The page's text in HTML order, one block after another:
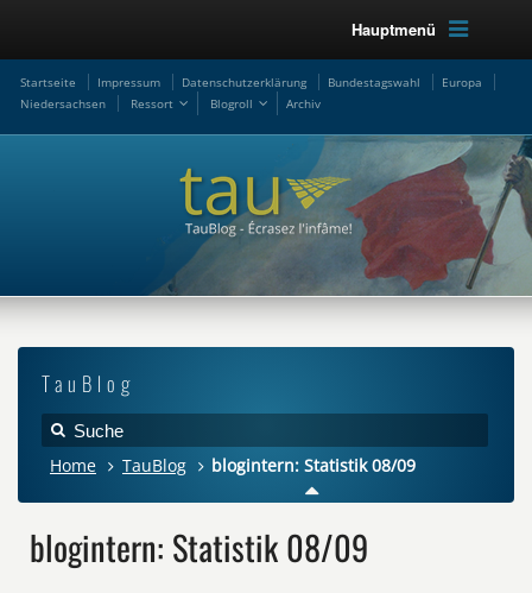
Hauptmenü
Startseite Impressum Datenschutzerklärung Bundestagswahl
Europa
Niedersachsen
Ressort Blogroll Archiv
TauBlog
Home TauBlog blogintern: Statistik 08/09
blogintern: Statistik 08/09